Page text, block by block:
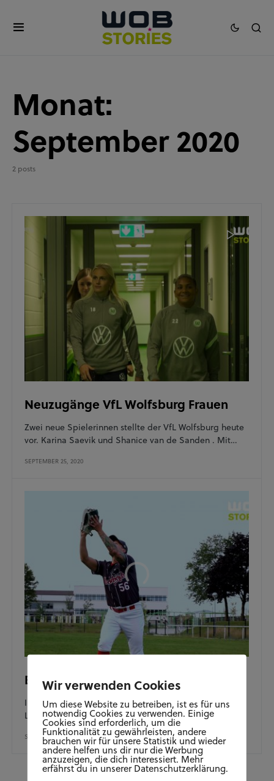
Monat:
September 2020
2 posts
Neuzugänge VfL Wolfsburg Frauen
Zwei neue Spielerinnen stellte der VfL Wolfsburg heute
vor. Karina Saevik und Shanice van de Sanden . Mit…
SEPTEMBER 25, 2020
Blackbirds-Baseball-Lexikon Folge 7
In der 7. und letzten Folge unseres Blackbirds-Baseball-
Lexikons geht es um die Positionen der Outfielder.
SEPTEMBER 1, 2020
Wir verwenden Cookies
Um diese Website zu betreiben, ist es für uns
notwendig Cookies zu verwenden. Einige
Cookies sind erforderlich, um die
Funktionalität zu gewährleisten, andere
brauchen wir für unsere Statistik und wieder
andere helfen uns dir nur die Werbung
anzuzeigen, die dich interessiert. Mehr
erfährst du in unserer Datenschutzerklärung.